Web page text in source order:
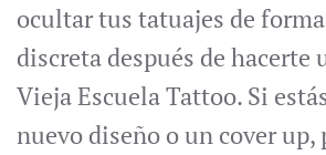
ocultar tus tatuajes de
discreta después de hacerte
Vieja Escuela Tattoo. Si
nuevo diseño o un cover up,